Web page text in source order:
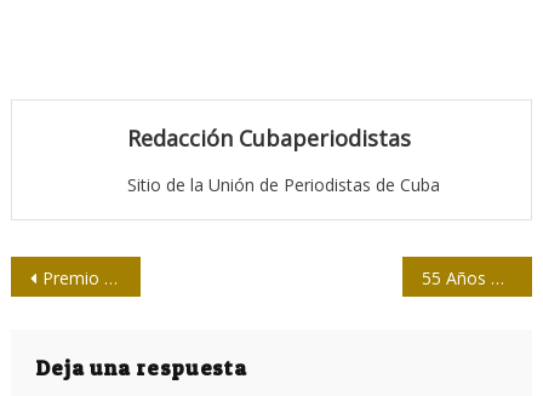
Redacción Cubaperiodistas
Sitio de la Unión de Periodistas de Cuba
Navegación
entradas
Premio Mariano Corona para periodista santiaguero Miguel Angel Gaínza 55 Años después
Deja una respuesta